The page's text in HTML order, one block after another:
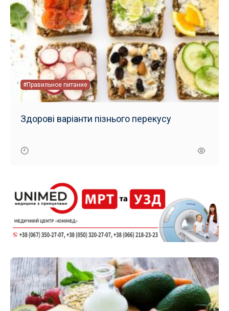
#Правильное питание
Здорові варіанти пізнього перекусу